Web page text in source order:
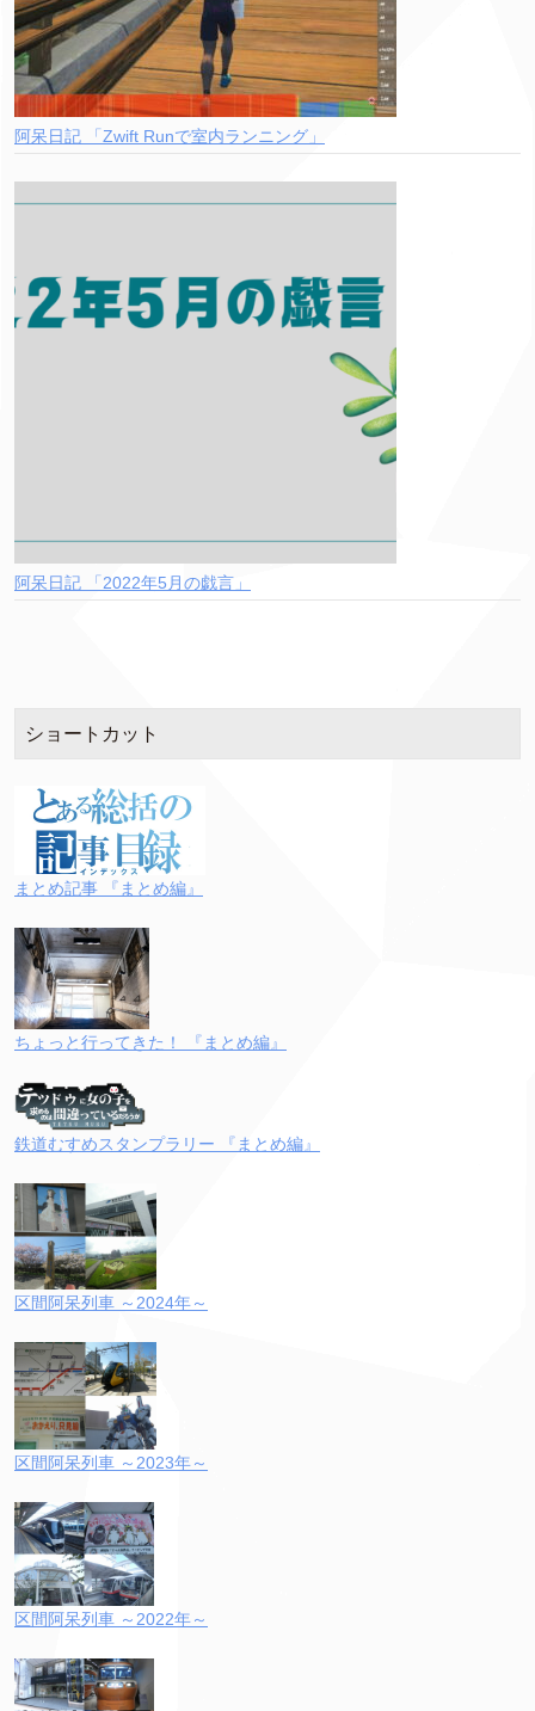
阿呆日記 「Zwift Runで室内ランニング」
阿呆日記 「2022年5月の戯言」
ショートカット
まとめ記事 『まとめ編』
ちょっと行ってきた！ 『まとめ編』
鉄道むすめスタンプラリー 『まとめ編』
区間阿呆列車 ～2024年～
区間阿呆列車 ～2023年～
区間阿呆列車 ～2022年～